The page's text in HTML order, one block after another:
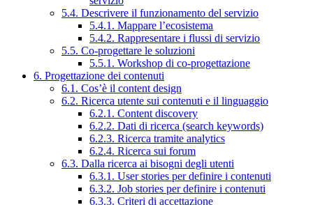
5.4. Descrivere il funzionamento del servizio
5.4.1. Mappare l’ecosistema
5.4.2. Rappresentare i flussi di servizio
5.5. Co-progettare le soluzioni
5.5.1. Workshop di co-progettazione
6. Progettazione dei contenuti
6.1. Cos’è il content design
6.2. Ricerca utente sui contenuti e il linguaggio
6.2.1. Content discovery
6.2.2. Dati di ricerca (search keywords)
6.2.3. Ricerca tramite analytics
6.2.4. Ricerca sui forum
6.3. Dalla ricerca ai bisogni degli utenti
6.3.1. User stories per definire i contenuti
6.3.2. Job stories per definire i contenuti
6.3.3. Criteri di accettazione